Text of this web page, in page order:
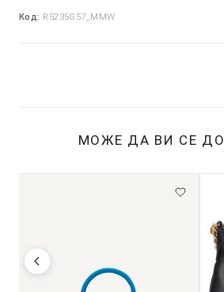
Код: R5235G57_MMW
МОЖЕ ДА ВИ СЕ